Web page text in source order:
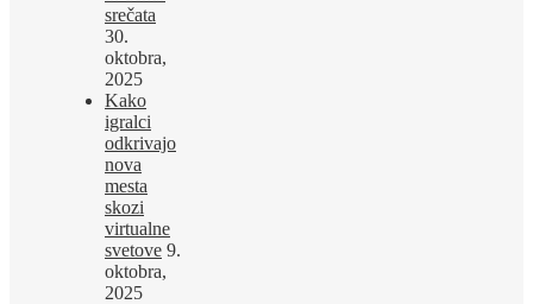
srečata
30.
oktobra,
2025
Kako
igralci
odkrivajo
nova
mesta
skozi
virtualne
svetove 9.
oktobra,
2025